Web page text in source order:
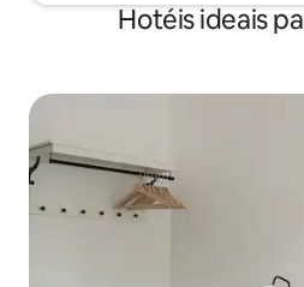
Hotéis ideais